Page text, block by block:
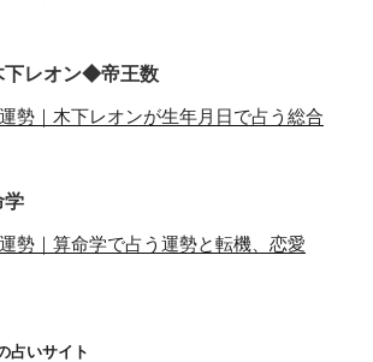
下レオン◆帝王数
勢｜木下レオンが生年月日で占う総合
学
勢｜算命学で占う運勢と転機、恋愛
占いサイト